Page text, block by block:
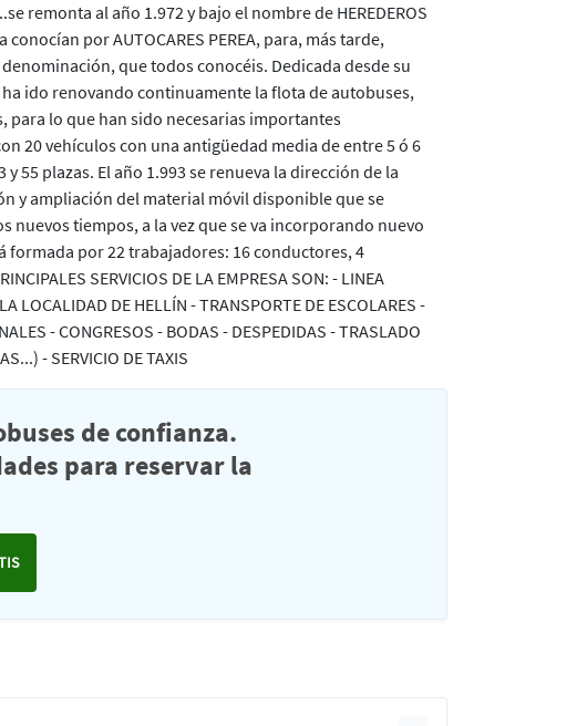
remonta al año 1.972 y bajo el nombre de HEREDEROS
conocían por AUTOCARES PEREA, para, más tarde,
que todos conocéis. Dedicada desde su
ido renovando continuamente la flota de autobuses,
lo que han sido necesarias importantes
20 vehículos con una antigüedad media de entre 5 ó 6
55 plazas. El año 1.993 se renueva la dirección de la
y ampliación del material móvil disponible que se
tiempos, a la vez que se va incorporando nuevo
por 22 trabajadores: 16 conductores, 4
SERVICIOS DE LA EMPRESA SON: - LINEA
LOCALIDAD DE HELLÍN - TRANSPORTE DE ESCOLARES -
- CONGRESOS - BODAS - DESPEDIDAS - TRASLADO
- SERVICIO DE TAXIS
de confianza.
para reservar la